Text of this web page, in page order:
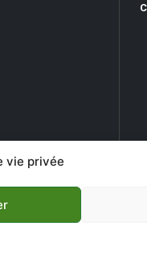
vie privée